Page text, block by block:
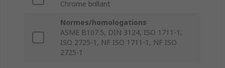
Chrome brillant
Normes/homologations
ASME B107.5, DIN 3124, ISO 1711-1,
ISO 2725-1, NF ISO 1711-1, NF ISO
2725-1